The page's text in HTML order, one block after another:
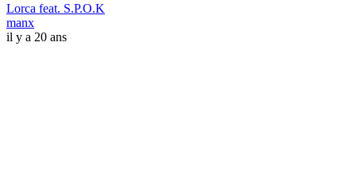
Lorca feat. S.P.O.K
manx
il y a 20 ans